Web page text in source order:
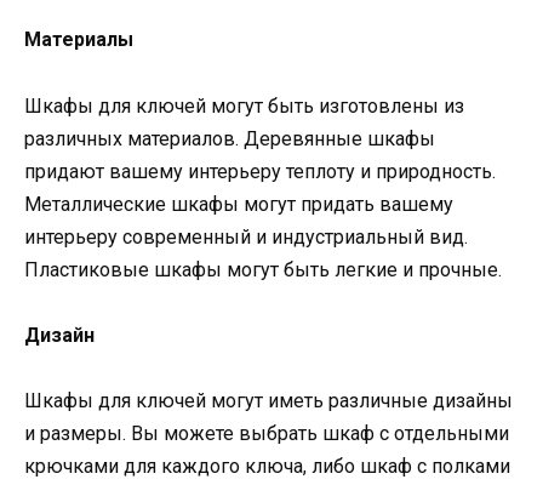
Материалы
Шкафы для ключей могут быть изготовлены из
различных материалов. Деревянные шкафы
придают вашему интерьеру теплоту и природность.
Металлические шкафы могут придать вашему
интерьеру современный и индустриальный вид.
Пластиковые шкафы могут быть легкие и прочные.
Дизайн
Шкафы для ключей могут иметь различные дизайны
и размеры. Вы можете выбрать шкаф с отдельными
крючками для каждого ключа, либо шкаф с полками